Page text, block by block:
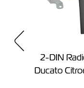
2-DIN
Ducato